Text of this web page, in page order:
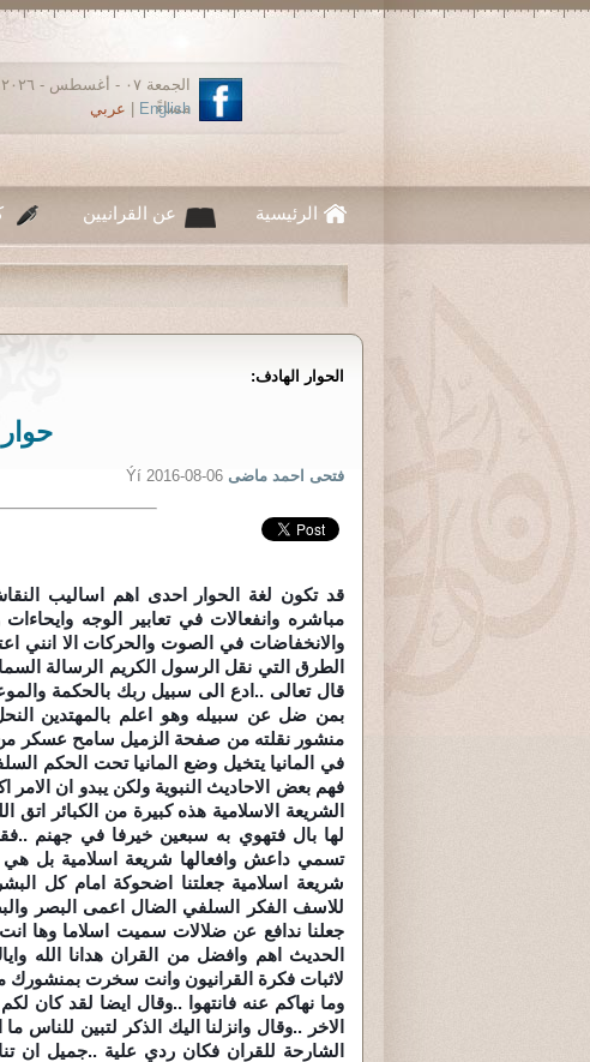
مساءً
English عربي
الرئيسية عن القرانيين
الحوار الهادف:
فتحى احمد ماضى Ýí 2016-08-06
قد تكون لغة الحوار احدى اهم اساليب
مباشره وانفعالات في تعابير الوجه
والانخفاضات في الصوت والحركات الا انني
الطرق التي نقل الرسول الكريم الرسالة
قال تعالى ..ادع الى سبيل ربك بالحكمة
منشور نقلته من صفحة الزميل سامح عسكر
في المانيا يتخيل وضع المانيا تحت الحكم
فهم بعض الاحاديث النبوية ولكن يبدو ان
الشريعة الاسلامية هذه كبيرة من الكبائر
لها بال فتهوي به سبعين خيرفا في جهنم
تسمي داعش وافعالها شريعة اسلامية بل هي
شريعة اسلامية جعلتنا اضحوكة امام كل
للاسف الفكر السلفي الضال اعمى البصر
جعلنا ندافع عن ضلالات سميت اسلاما وها
الحديث اهم وافضل من القران هدانا الله
لاثبات فكرة القرانيون وانت سخرت بمنشورك
وما نهاكم عنه فانتهوا ..وقال ايضا لقد كان
الاخر ..وقال وانزلنا اليك الذكر لتبين
الشارحة للقران فكان ردي علية ..جميل ان